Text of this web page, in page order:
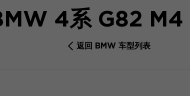
4系 G82 M4
返回 BMW 车型列表